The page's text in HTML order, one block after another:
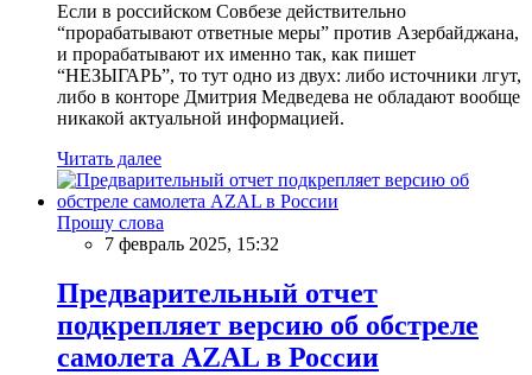
Если в российском Совбезе действительно
“прорабатывают ответные меры” против Азербайджана,
и прорабатывают их именно так, как пишет
“НЕЗЫГАРЬ”, то тут одно из двух: либо источники лгут,
либо в конторе Дмитрия Медведева не обладают вообще
никакой актуальной информацией.
Читать далее
Прошу слова
7 февраль 2025, 15:32
Предварительный отчет
подкрепляет версию об обстреле
самолета AZAL в России